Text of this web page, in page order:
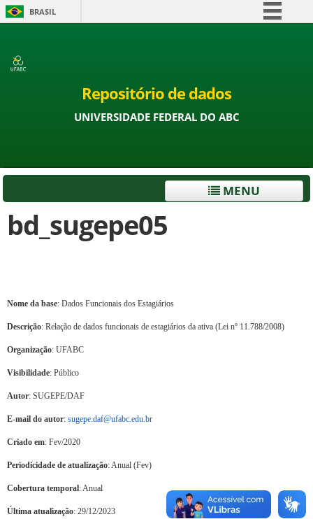
BRASIL
Acesso à informação
Legislação
Repositório de dados
UNIVERSIDADE FEDERAL DO ABC
MENU
bd_sugepe05
Nome da base: Dados Funcionais dos Estagiários
Descrição: Relação de dados funcionais de estagiários da ativa (Lei nº 11.788/2008)
Organização: UFABC
Visibilidade: Público
Autor: SUGEPE/DAF
E-mail do autor: sugepe.daf@ufabc.edu.br
Criado em: Fev/2020
Periodicidade de atualização: Anual (Fev)
Cobertura temporal: Anual
Última atualização: 29/12/2023